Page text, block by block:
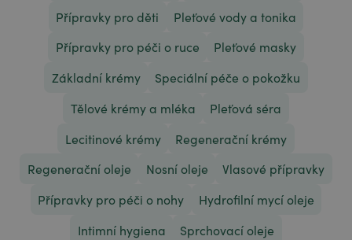
Přípravky pro děti
Pleťové vody a tonika
Přípravky pro péči o ruce
Pleťové masky
Základní krémy
Speciální péče o pokožku
Tělové krémy a mléka
Pleťová séra
Lecitinové krémy
Regenerační krémy
Regenerační oleje
Nosní oleje
Vlasové přípravky
Přípravky pro péči o nohy
Hydrofilní mycí oleje
Intimní hygiena
Sprchovací oleje